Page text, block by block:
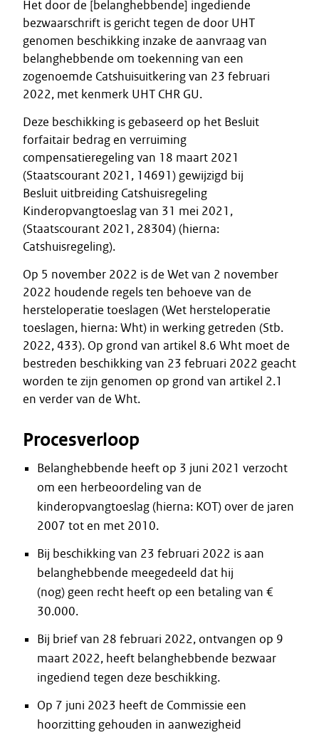
Het door de [belanghebbende] ingediende
bezwaarschrift is gericht tegen de door UHT
genomen beschikking inzake de aanvraag van
belanghebbende om toekenning van een
zogenoemde Catshuisuitkering van 23 februari
2022, met kenmerk UHT CHR GU.
Deze beschikking is gebaseerd op het Besluit
forfaitair bedrag en verruiming
compensatieregeling van 18 maart 2021
(Staatscourant 2021, 14691) gewijzigd bij
Besluit uitbreiding Catshuisregeling
Kinderopvangtoeslag van 31 mei 2021,
(Staatscourant 2021, 28304) (hierna:
Catshuisregeling).
Op 5 november 2022 is de Wet van 2 november
2022 houdende regels ten behoeve van de
hersteloperatie toeslagen (Wet hersteloperatie
toeslagen, hierna: Wht) in werking getreden (Stb.
2022, 433). Op grond van artikel 8.6 Wht moet de
bestreden beschikking van 23 februari 2022 geacht
worden te zijn genomen op grond van artikel 2.1
en verder van de Wht.
Procesverloop
Belanghebbende heeft op 3 juni 2021 verzocht
om een herbeoordeling van de
kinderopvangtoeslag (hierna: KOT) over de jaren
2007 tot en met 2010.
Bij beschikking van 23 februari 2022 is aan
belanghebbende meegedeeld dat hij
(nog) geen recht heeft op een betaling van €
30.000.
Bij brief van 28 februari 2022, ontvangen op 9
maart 2022, heeft belanghebbende bezwaar
ingediend tegen deze beschikking.
Op 7 juni 2023 heeft de Commissie een
hoorzitting gehouden in aanwezigheid